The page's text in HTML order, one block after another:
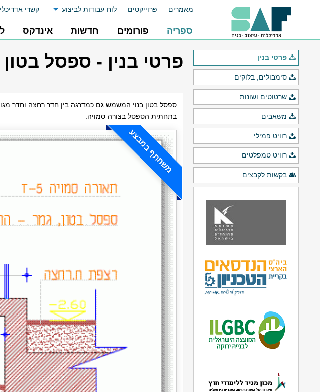
מאמרים פרוייקטים לוח עבודות לביצוע קשרי
ספריה פורומים חדשות אינדקס
פרטי בנין - ספסל בטון
ספסל בטון בנוי המשמש גם כמדרגה בין חדר רחצה וחדר
בתחתית הספסל בצורה סמויה.
משתתף במבצע
פרטי בנין
סימבולים, בלוקים
שרטוטים ושונות
משאבים
רוויט פמילי
רוויט טמפלטים
בקשות לקבצים